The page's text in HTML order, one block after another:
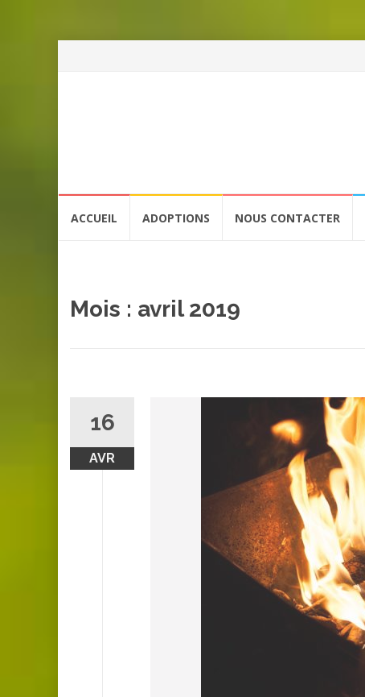
ACCUEIL ADOPTIONS NOUS CONTACTER
Mois : avril 2019
16
AVR